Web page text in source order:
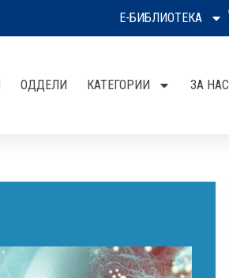
Е-БИБЛИОТЕКА
ОДДЕЛИ КАТЕГОРИИ ЗА НАС